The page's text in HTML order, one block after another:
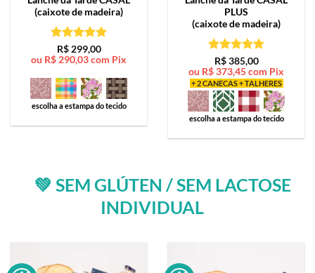
(caixote de madeira)
Avaliação5
de 5
R$299,00
ou R$ 290,03com Pix
escolha a estampa do tecido
PLUS
(caixote de madeira)
Avaliação5
de 5
R$385,00
ou R$373,45com Pix
+ 2 CANECAS + TALHERES
escolha a estampa do tecido
💚 SEM GLÚTEN / SEM LACTOSE
INDIVIDUAL